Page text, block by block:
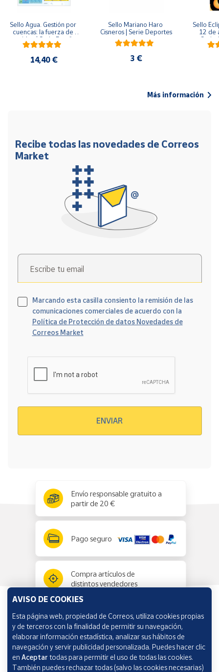
Sello Agua. Gestión por
cuencas: la fuerza de
una idea.| Serie España
ES| Pliego Premium
14,40 €
Sello Mariano Haro
Cisneros | Serie Deportes
3 €
Sello
12 de
Serie
Más información
Recibe todas las novedades de Correos
Market
Escribe tu email
Marcando esta casilla consiento la remisión de las
comunicaciones comerciales de acuerdo con la
Política de Protección de datos Novedades de
Correos Market
ENVIAR
Envío responsable gratuito a
partir de 20 €
Pago seguro
Compra artículos de
distintos vendedores
Información y ayuda
Correos Market
AVISO DE COOKIES
Esta página web, propiedad de Correos, utiliza cookies propias
y de terceros con la finalidad de permitir su navegación,
elaborar información estadística, analizar sus hábitos de
navegación y servir publicidad personalizada. Puedes hacer clic
en Aceptar todas para permitir el uso de todas las cookies.
También puedes rechazar todas (salvo las cookies necesarias)